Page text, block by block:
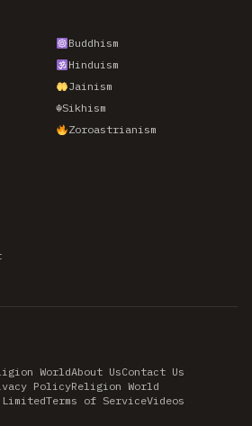
Buddhism
Hinduism
Jainism
☬Sikhism
Zoroastrianism
WorldAbout UsContact Us
PolicyReligion World
Terms of ServiceVideos